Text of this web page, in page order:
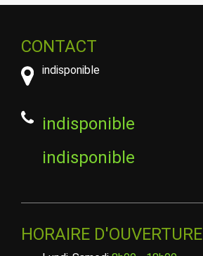
CONTACT
indisponible
indisponible
indisponible
HORAIRE D'OUVERTURE